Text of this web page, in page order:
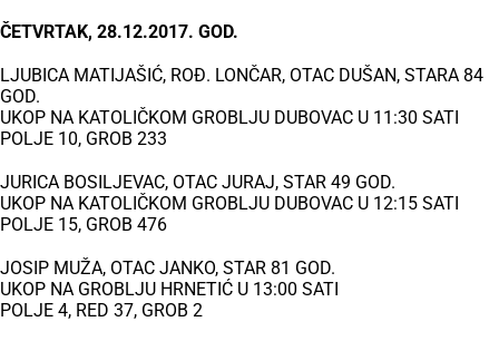
ČETVRTAK, 28.12.2017. GOD.
LJUBICA MATIJAŠIĆ, ROĐ. LONČAR, OTAC DUŠAN, STARA 84
GOD.
UKOP NA KATOLIČKOM GROBLJU DUBOVAC U 11:30 SATI
POLJE 10, GROB 233
JURICA BOSILJEVAC, OTAC JURAJ, STAR 49 GOD.
UKOP NA KATOLIČKOM GROBLJU DUBOVAC U 12:15 SATI
POLJE 15, GROB 476
JOSIP MUŽA, OTAC JANKO, STAR 81 GOD.
UKOP NA GROBLJU HRNETIĆ U 13:00 SATI
POLJE 4, RED 37, GROB 2